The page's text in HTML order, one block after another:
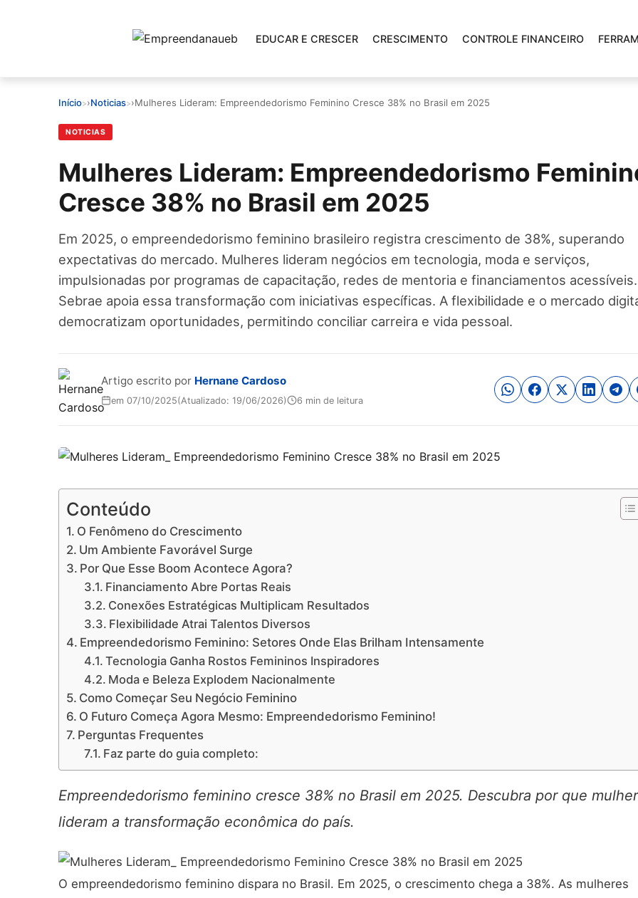
principal
EDUCAR E CRESCER CRESCIMENTO CONTROLE FINANCEIRO
EDUCAR E CRESCER
CRESCIMENTO
CONTROLE FINANCEIRO
FERRAMENTAS
GESTÃO FINANCEIRA
Início ›Noticias ›Mulheres Lideram: Empreendedorismo Feminino Cresce 38% no Brasil em 2025
NOTICIAS
Mulheres Lideram: Empreendedorismo
Cresce 38% no Brasil em 2025
Em 2025, o empreendedorismo feminino brasileiro registra crescimento de 38%, superando
expectativas do mercado. Mulheres lideram negócios em tecnologia, moda e serviços,
impulsionadas por programas de capacitação, redes de mentoria e financiamentos
Sebrae apoia essa transformação com iniciativas específicas. A flexibilidade e o mercado
democratizam oportunidades, permitindo conciliar carreira e vida pessoal.
Artigo escrito por Hernane Cardoso
em 07/10/2025(Atualizado: 19/06/2026) 6 min de leitura
Conteúdo
O Fenômeno do Crescimento
Um Ambiente Favorável Surge
Por Que Esse Boom Acontece Agora?
Financiamento Abre Portas Reais
Conexões Estratégicas Multiplicam Resultados
Flexibilidade Atrai Talentos Diversos
Empreendedorismo Feminino: Setores Onde Elas Brilham Intensamente
Tecnologia Ganha Rostos Femininos Inspiradores
Moda e Beleza Explodem Nacionalmente
Como Começar Seu Negócio Feminino
O Futuro Começa Agora Mesmo: Empreendedorismo Feminino!
Perguntas Frequentes
Faz parte do guia completo:
Empreendedorismo feminino cresce 38% no Brasil em 2025. Descubra por que
lideram a transformação econômica do país.
O empreendedorismo feminino dispara no Brasil. Em 2025, o crescimento chega a 38%. As mulheres